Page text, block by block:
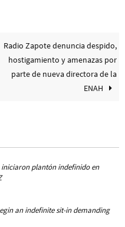
Radio Zapote denuncia despido,
hostigamiento y amenazas por
parte de nueva directora de la
ENAH
iniciaron plantón indefinido en
an indefinite sit-in demanding